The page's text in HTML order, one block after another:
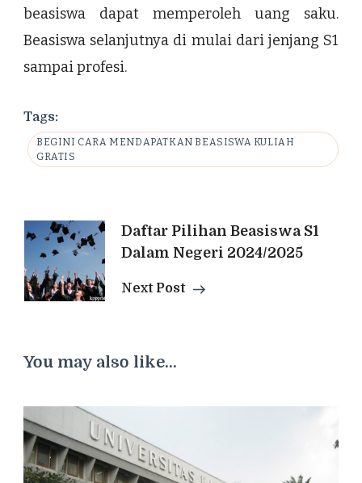
beasiswa dapat memperoleh uang saku.
Beasiswa selanjutnya di mulai dari jenjang S1
sampai profesi.
Tags:
BEGINI CARA MENDAPATKAN BEASISWA KULIAH
GRATIS
Post
Navigation
Daftar Pilihan Beasiswa S1
Dalam Negeri 2024/2025
Next Post
You may also like...